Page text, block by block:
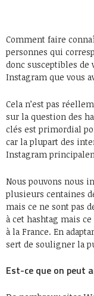
Comment faire
personnes qui
donc susceptibles de
Instagram que vous
Cela n’est pas
sur la question des
clés est primordial
car la plupart des
Instagram
Nous pouvons nous
plusieurs centaines
mais ce ne sont pas
à cet hashtag mais
à la France. En
sert de souligner la
Est-ce que on peut